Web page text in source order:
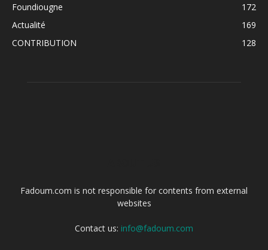
Foundiougne
172
Actualité
169
CONTRIBUTION
128
Fadoum.com is not responsible for contents from external
websites
Contact us: info@fadoum.com